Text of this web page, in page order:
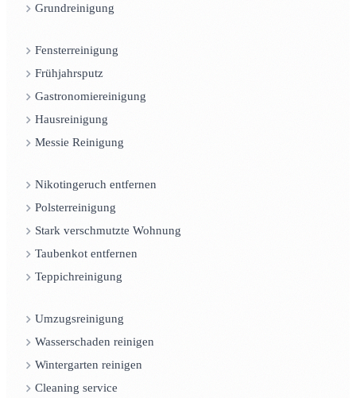
Grundreinigung
Fensterreinigung
Frühjahrsputz
Gastronomiereinigung
Hausreinigung
Messie Reinigung
Nikotingeruch entfernen
Polsterreinigung
Stark verschmutzte Wohnung
Taubenkot entfernen
Teppichreinigung
Umzugsreinigung
Wasserschaden reinigen
Wintergarten reinigen
Cleaning service